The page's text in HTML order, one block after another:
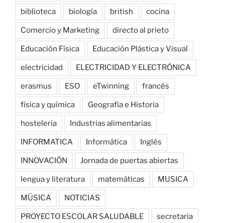
biblioteca biología british cocina
Comercio y Marketing directo al prieto
Educación Física Educación Plástica y Visual
electricidad ELECTRICIDAD Y ELECTRÓNICA
erasmus ESO eTwinning francés
física y química Geografía e Historia
hosteleria Industrias alimentarias
INFORMATICA Informática Inglés
INNOVACIÓN Jornada de puertas abiertas
lengua y literatura matemáticas MUSICA
MÚSICA NOTICIAS
PROYECTO ESCOLAR SALUDABLE secretaria